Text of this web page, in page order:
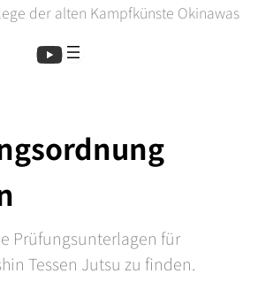
der alten Kampfkünste Okinawas
Prüfungsunterlagen für
Tessen Jutsu zu finden.